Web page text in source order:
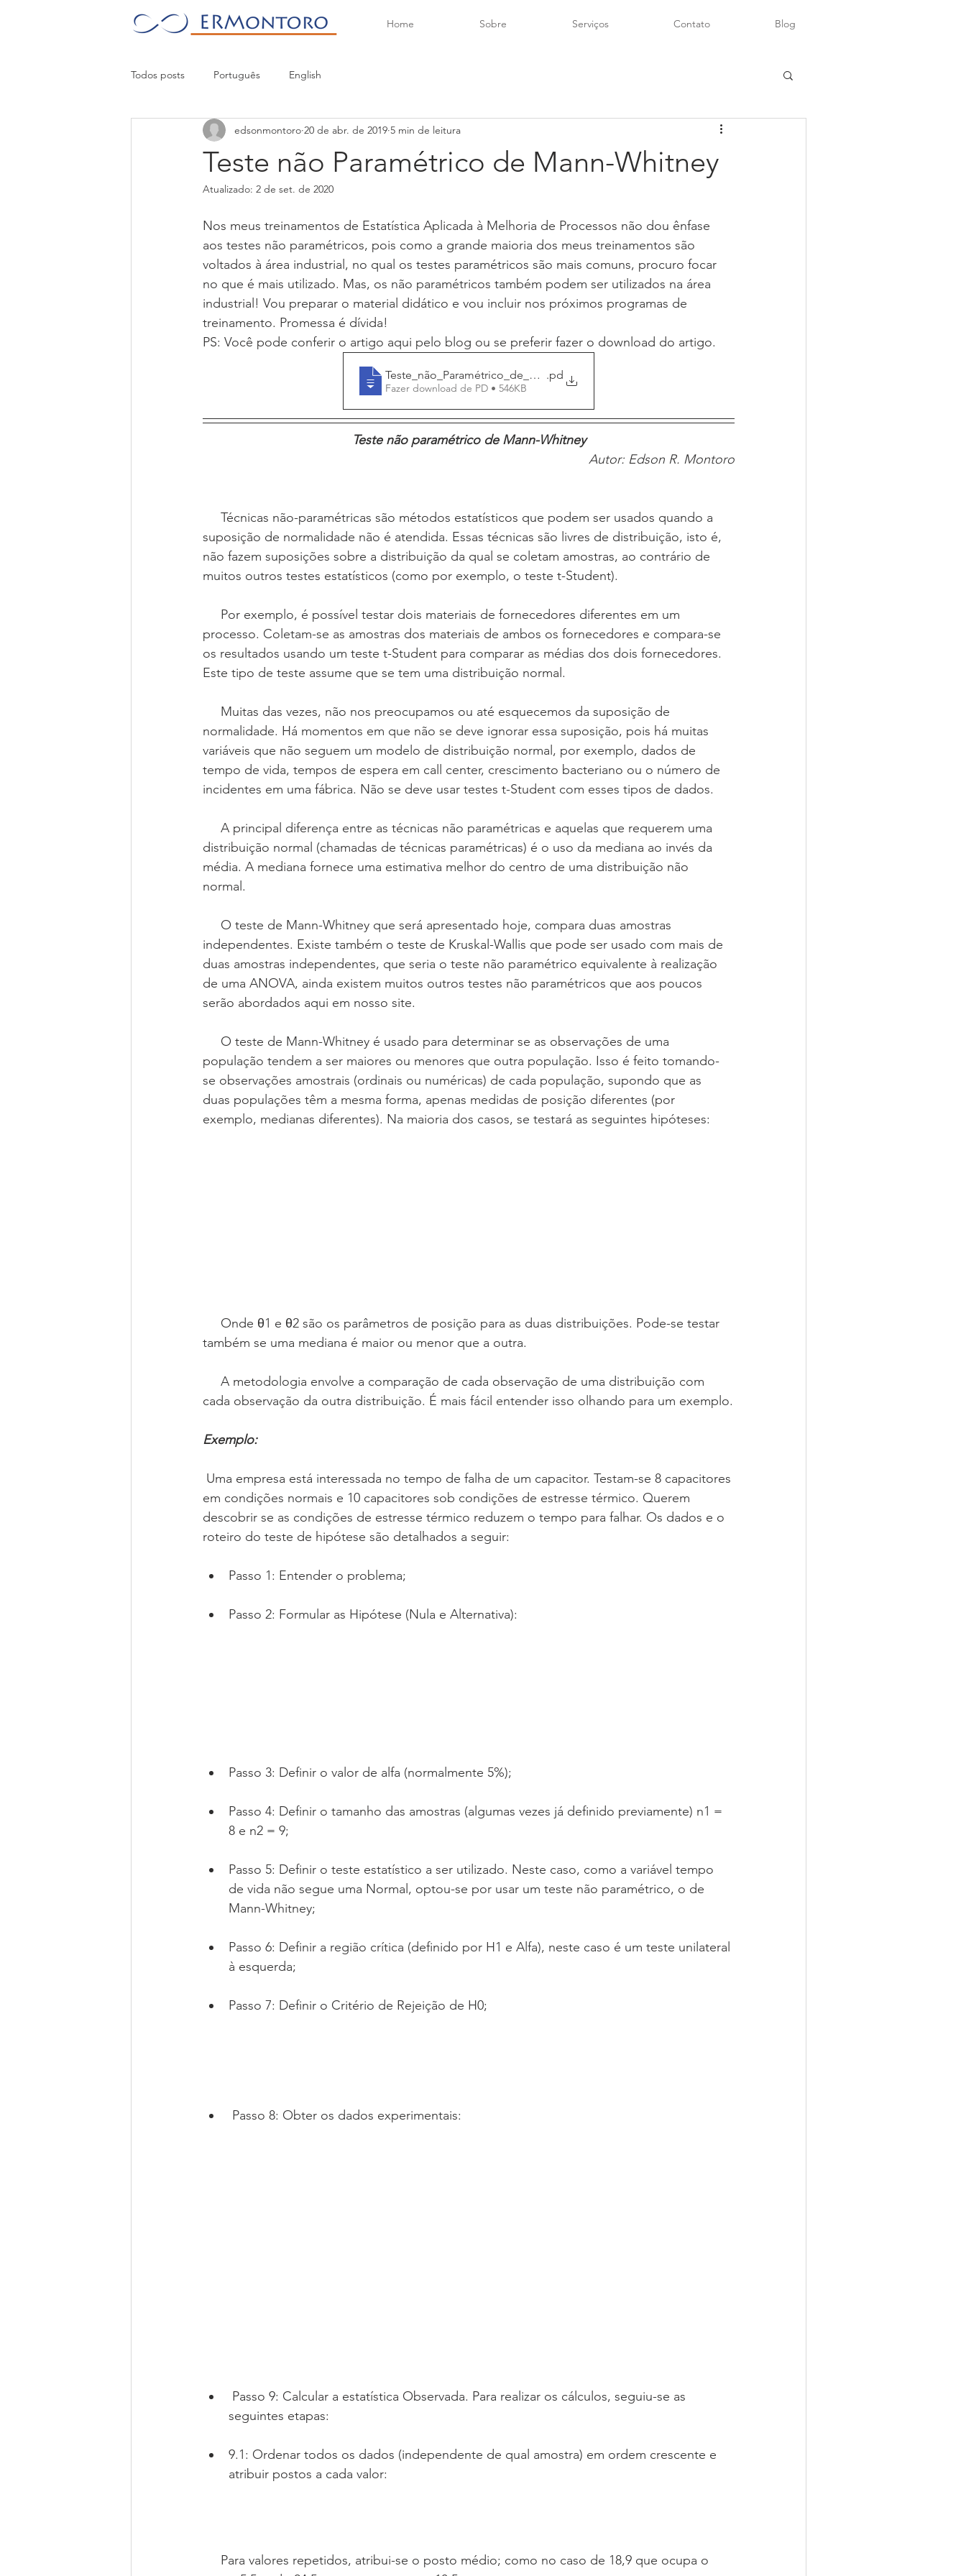
Home Sobre Serviços Contato Blog
Todos posts Português English
Teste não Paramétrico de Mann-Whitney
edsonmontoro 20 de abr. de 2019 5 min de leitura
Atualizado: 2 de set. de 2020
Nos meus treinamentos de Estatística Aplicada à Melhoria de Processos não dou ênfase
aos testes não paramétricos, pois como a grande maioria dos meus treinamentos são
voltados à área industrial, no qual os testes paramétricos são mais comuns, procuro focar
no que é mais utilizado. Mas, os não paramétricos também podem ser utilizados na área
industrial! Vou preparar o material didático e vou incluir nos próximos programas de
treinamento. Promessa é dívida!
PS: Você pode conferir o artigo aqui pelo blog ou se preferir fazer o download do artigo.
Teste_não_Paramétrico_de_Mann-Whitney
.pd
Fazer download de PD • 546KB
Teste não paramétrico de Mann-Whitney
Autor: Edson R. Montoro
suposição de normalidade não é atendida. Essas técnicas são livres de distribuição, isto é,
não fazem suposições sobre a distribuição da qual se coletam amostras, ao contrário de
muitos outros testes estatísticos (como por exemplo, o teste t-Student).
processo. Coletam-se as amostras dos materiais de ambos os fornecedores e compara-se
os resultados usando um teste t-Student para comparar as médias dos dois fornecedores.
Este tipo de teste assume que se tem uma distribuição normal.
normalidade. Há momentos em que não se deve ignorar essa suposição, pois há muitas
variáveis que não seguem um modelo de distribuição normal, por exemplo, dados de
tempo de vida, tempos de espera em call center, crescimento bacteriano ou o número de
incidentes em uma fábrica. Não se deve usar testes t-Student com esses tipos de dados.
distribuição normal (chamadas de técnicas paramétricas) é o uso da mediana ao invés da
média. A mediana fornece uma estimativa melhor do centro de uma distribuição não
normal.
independentes. Existe também o teste de Kruskal-Wallis que pode ser usado com mais de
duas amostras independentes, que seria o teste não paramétrico equivalente à realização
de uma ANOVA, ainda existem muitos outros testes não paramétricos que aos poucos
serão abordados aqui em nosso site.
população tendem a ser maiores ou menores que outra população. Isso é feito tomando-
se observações amostrais (ordinais ou numéricas) de cada população, supondo que as
duas populações têm a mesma forma, apenas medidas de posição diferentes (por
exemplo, medianas diferentes). Na maioria dos casos, se testará as seguintes hipóteses:
também se uma mediana é maior ou menor que a outra.
cada observação da outra distribuição. É mais fácil entender isso olhando para um exemplo.
Exemplo:
em condições normais e 10 capacitores sob condições de estresse térmico. Querem
descobrir se as condições de estresse térmico reduzem o tempo para falhar. Os dados e o
roteiro do teste de hipótese são detalhados a seguir:
Passo 1: Entender o problema;
Passo 2: Formular as Hipótese (Nula e Alternativa):
Passo 3: Definir o valor de alfa (normalmente 5%);
Passo 4: Definir o tamanho das amostras (algumas vezes já definido previamente) n1 =
8 e n2 = 9;
Passo 5: Definir o teste estatístico a ser utilizado. Neste caso, como a variável tempo
de vida não segue uma Normal, optou-se por usar um teste não paramétrico, o de
Mann-Whitney;
Passo 6: Definir a região crítica (definido por H1 e Alfa), neste caso é um teste unilateral
à esquerda;
Passo 7: Definir o Critério de Rejeição de H0;
Passo 8: Obter os dados experimentais:
seguintes etapas:
9.1: Ordenar todos os dados (independente de qual amostra) em ordem crescente e
atribuir postos a cada valor: